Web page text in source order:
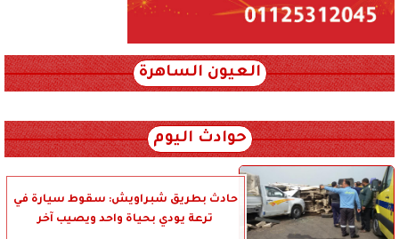
العيون الساهرة
حوادث اليوم
حادث بطريق شبراويش: سقوط سيارة في
ترعة يودي بحياة واحد ويصيب آخر